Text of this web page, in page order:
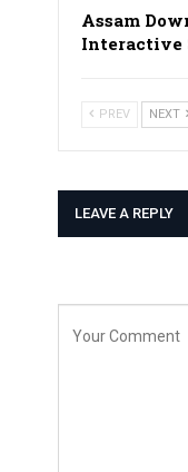
Assam
Interactive
PREV NEXT
LEAVE A REPLY